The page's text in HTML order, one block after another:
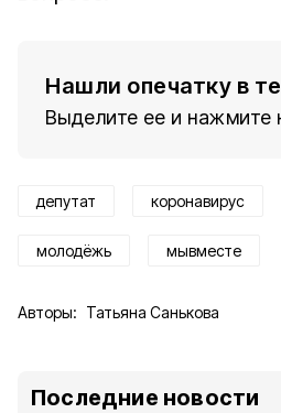
Нашли опечатку в
Выделите ее и нажмите
депутат коронавирус
молодёжь мывместе
Авторы: Татьяна Санькова
Последние новости